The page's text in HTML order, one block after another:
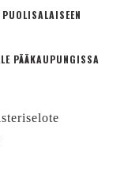
PÄÄKAUPUNGISSA